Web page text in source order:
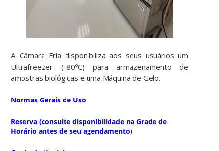
A Câmara Fria disponibiliza aos seus usuários um
Ultrafreezer (-80ºC) para armazenamento de
amostras biológicas e uma Máquina de Gelo.
Normas Gerais de Uso
Reserva (consulte disponibilidade na Grade de
Horário antes de seu agendamento)